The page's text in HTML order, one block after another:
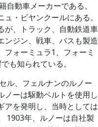
動車メーカーである。
・ビヤンクールにある。
が、トラック、自動鉄道車
ンジン、戦車、バスも製造
フォーミュラ1、フォーミ
も知られている。
ル、フェルナンのルノー
ノーは駆動ベルトを使用し
アを発明し、当時としては
1903年、ルノーは自社製